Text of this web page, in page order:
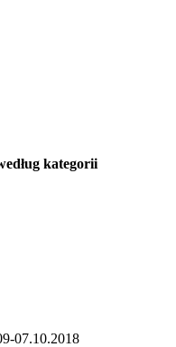
kategorii
07.10.2018